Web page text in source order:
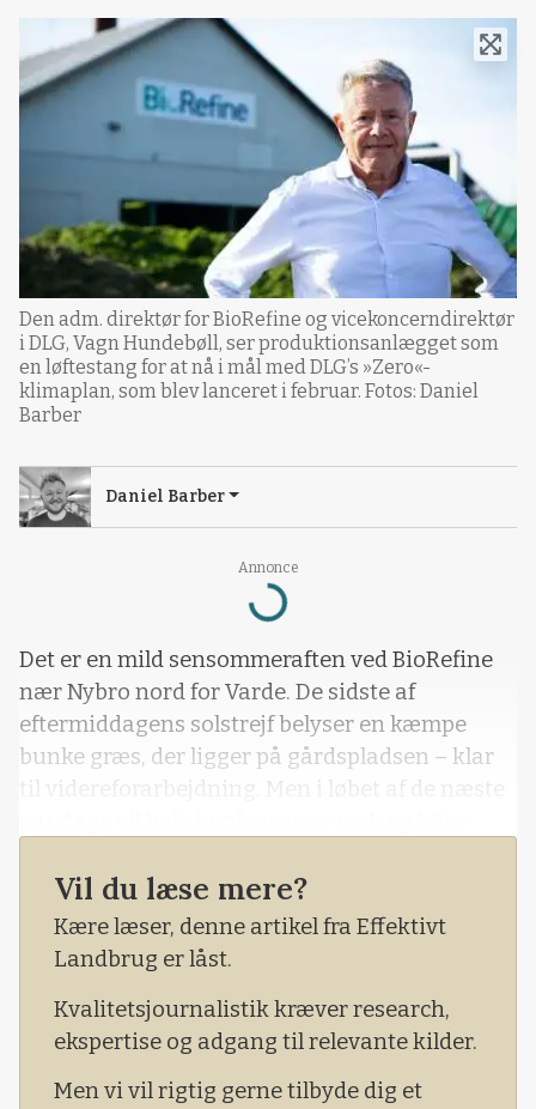
Annonce
Loading...
Den adm. direktør for BioRefine og vicekoncerndirektør
i DLG, Vagn Hundebøll, ser produktionsanlægget som
en løftestang for at nå i mål med DLG’s »Zero«-
klimaplan, som blev lanceret i februar. Fotos: Daniel
Barber
Daniel Barber
Det er en mild sensommeraften ved BioRefine
nær Nybro nord for Varde. De sidste af
eftermiddagens solstrejf belyser en kæmpe
bunke græs, der ligger på gårdspladsen – klar
til videreforarbejdning. Men i løbet af de næste
græsprotein forud for den officielle åbning
fredag, hvor blandt andet fødevareminister,
Rasmus Prehn (S), byder
Vil du læse mere?
Kære læser, denne artikel fra Effektivt
Landbrug er låst.
Kvalitetsjournalistik kræver research,
ekspertise og adgang til relevante kilder.
Men vi vil rigtig gerne tilbyde dig et